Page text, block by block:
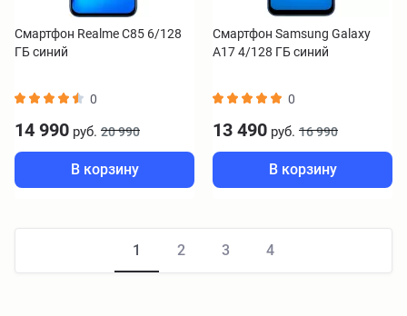
Смартфон Realme C85 6/128
ГБ синий
0
14 990 руб. 20 990
В корзину
Смартфон Samsung Galaxy
A17 4/128 ГБ синий
0
13 490 руб. 16 990
В корзину
1 2 3 4